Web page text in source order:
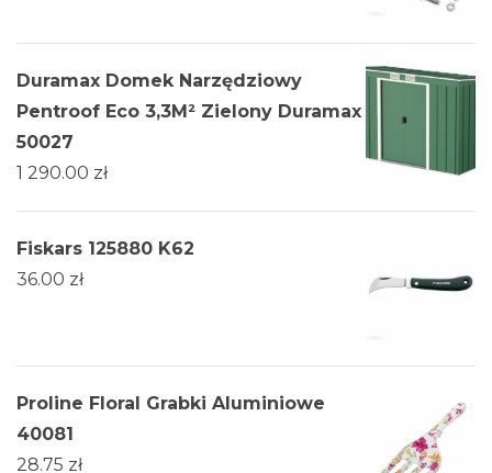
Duramax Domek Narzędziowy
Pentroof Eco 3,3M² Zielony Duramax
50027
1 290.00 zł
Fiskars 125880 K62
36.00 zł
Proline Floral Grabki Aluminiowe
40081
28.75 zł